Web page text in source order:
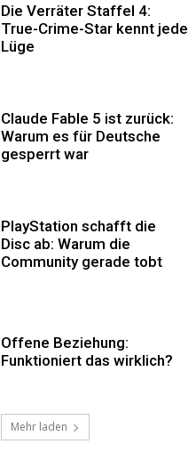
Die Verräter Staffel 4:
True-Crime-Star kennt jede
Lüge
Claude Fable 5 ist zurück:
Warum es für Deutsche
gesperrt war
PlayStation schafft die
Disc ab: Warum die
Community gerade tobt
Offene Beziehung:
Funktioniert das wirklich?
Mehr laden